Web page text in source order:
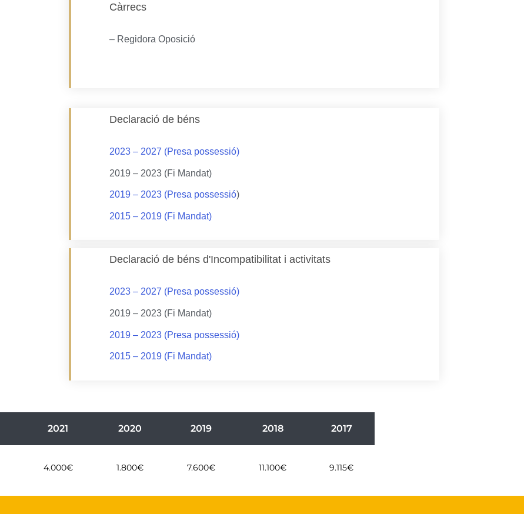
Càrrecs
– Regidora Oposició
Declaració de béns
2023 – 2027 (Presa possessió)
2019 – 2023 (Fi Mandat)
2019 – 2023 (Presa possessió)
2015 – 2019 (Fi Mandat)
Declaració de béns d'Incompatibilitat i activitats
2023 – 2027 (Presa possessió)
2019 – 2023 (Fi Mandat)
2019 – 2023 (Presa possessió)
2015 – 2019 (Fi Mandat)
2021 2020 2019 2018 2017
4.000€ 1.800€ 7.600€ 11.100€ 9.115€